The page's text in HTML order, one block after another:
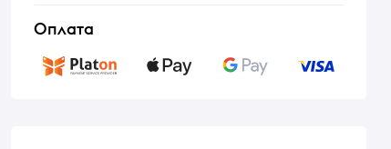
Оплата